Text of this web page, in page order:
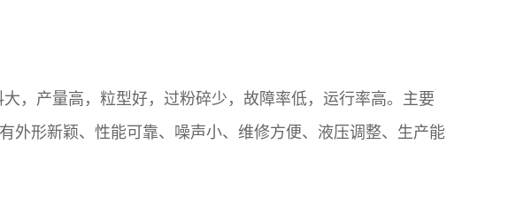
，产量高，粒型好，过粉碎少，故障率低，运行率高。主要
外形新颖、性能可靠、噪声小、维修方便、液压调整、生产能